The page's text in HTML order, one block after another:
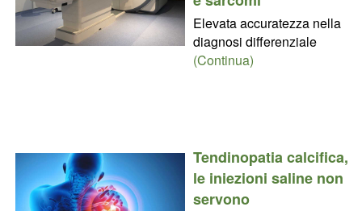
Elevata accuratezza nella
diagnosi differenziale
(Continua)
Tendinopatia calcifica,
le iniezioni saline non
servono